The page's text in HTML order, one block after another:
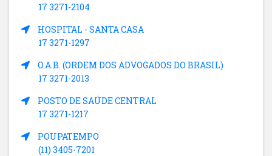
17 3271-2104
HOSPITAL - SANTA CASA
17 3271-1297
O.A.B. (ORDEM DOS ADVOGADOS DO BRASIL)
17 3271-2013
POSTO DE SAÚDE CENTRAL
17 3271-1217
POUPATEMPO
(11) 3405-7201